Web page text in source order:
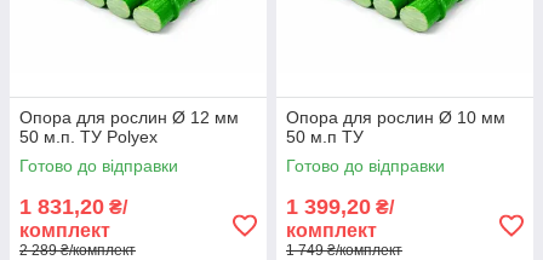
Опора для рослин Ø 12 мм
50 м.п. ТУ Polyex
Готово до відправки
1 831,20 ₴/
комплект
2 289 ₴/комплект
Опора для рослин Ø 10 мм
50 м.п ТУ
Готово до відправки
1 399,20 ₴/
комплект
1 749 ₴/комплект